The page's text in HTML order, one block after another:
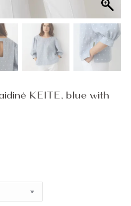
KEITE, blue with